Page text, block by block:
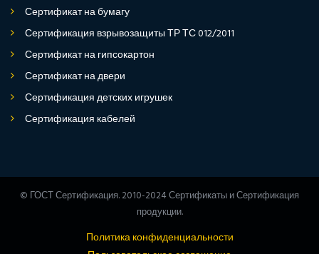
Сертификат на бумагу
Сертификация взрывозащиты ТР ТС 012/2011
Сертификат на гипсокартон
Сертификат на двери
Сертификация детских игрушек
Сертификация кабелей
© ГОСТ Сертификация. 2010-2024 Сертификаты и Сертификация
продукции.
Политика конфиденциальности